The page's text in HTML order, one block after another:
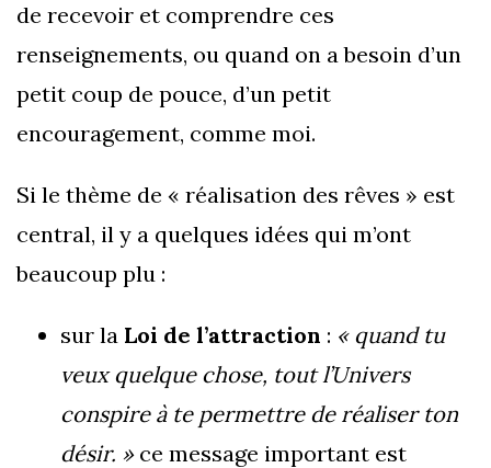
de recevoir et comprendre ces
renseignements, ou quand on a besoin d’un
petit coup de pouce, d’un petit
encouragement, comme moi.
Si le thème de « réalisation des rêves » est
central, il y a quelques idées qui m’ont
beaucoup plu :
sur la Loi de l’attraction : « quand tu
veux quelque chose, tout l’Univers
conspire à te permettre de réaliser ton
désir. » ce message important est